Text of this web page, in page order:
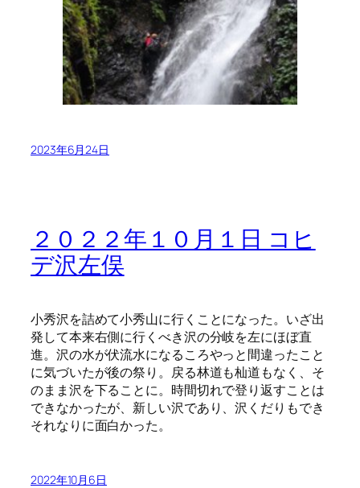
2023年6月24日
２０２２年１０月１日 コヒ
デ沢左俣
小秀沢を詰めて小秀山に行くことになった。いざ出
発して本来右側に行くべき沢の分岐を左にほぼ直
進。沢の水が伏流水になるころやっと間違ったこと
に気づいたが後の祭り。戻る林道も杣道もなく、そ
のまま沢を下ることに。時間切れで登り返すことは
できなかったが、新しい沢であり、沢くだりもでき
それなりに面白かった。
2022年10月6日